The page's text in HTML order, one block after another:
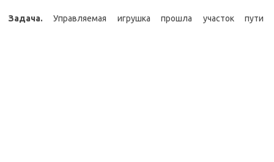
Задача.Управляемая игрушка прошла участок пути